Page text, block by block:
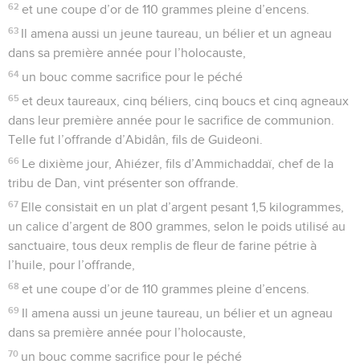
62 et une coupe d’or de 110 grammes pleine d’encens.
63 Il amena aussi un jeune taureau, un bélier et un agneau
dans sa première année pour l’holocauste,
64 un bouc comme sacrifice pour le péché
65 et deux taureaux, cinq béliers, cinq boucs et cinq agneaux
dans leur première année pour le sacrifice de communion.
Telle fut l’offrande d’Abidân, fils de Guideoni.
66 Le dixième jour, Ahiézer, fils d’Ammichaddaï, chef de la
tribu de Dan, vint présenter son offrande.
67 Elle consistait en un plat d’argent pesant 1,5 kilogrammes,
un calice d’argent de 800 grammes, selon le poids utilisé au
sanctuaire, tous deux remplis de fleur de farine pétrie à
l’huile, pour l’offrande,
68 et une coupe d’or de 110 grammes pleine d’encens.
69 Il amena aussi un jeune taureau, un bélier et un agneau
dans sa première année pour l’holocauste,
70 un bouc comme sacrifice pour le péché